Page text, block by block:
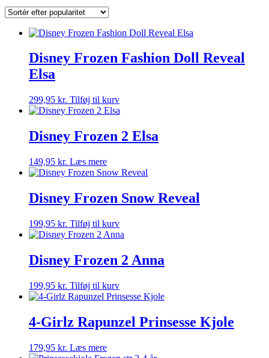
Disney Frozen Fashion Doll Reveal
Elsa
299,95 kr. Tilføj til kurv
Disney Frozen 2 Elsa
149,95 kr. Læs mere
Disney Frozen Snow Reveal
199,95 kr. Tilføj til kurv
Disney Frozen 2 Anna
199,95 kr. Tilføj til kurv
4-Girlz Rapunzel Prinsesse Kjole
179,95 kr. Læs mere